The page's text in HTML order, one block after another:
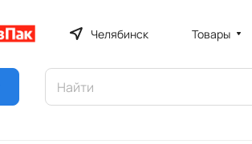
Челябинск Товары